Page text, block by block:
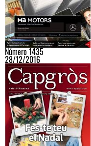
Número 1435
28/12/2016